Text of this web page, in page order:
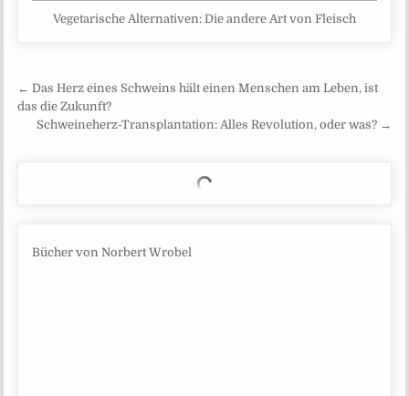
Vegetarische Alternativen: Die andere Art von Fleisch
Beitragsnavigation
← Das Herz eines Schweins hält einen Menschen am Leben, ist
das die Zukunft?
Schweineherz-Transplantation: Alles Revolution, oder was? →
Bücher von Norbert Wrobel